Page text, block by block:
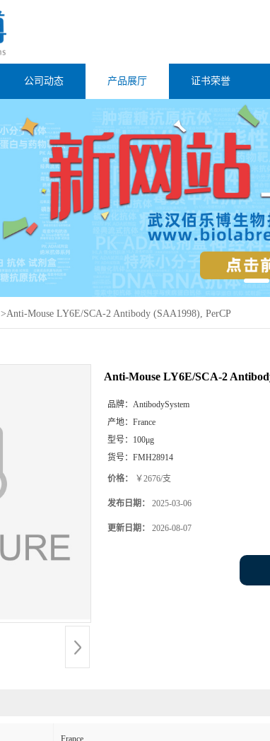
公司动态 产品展厅 证书荣誉
>Anti-Mouse LY6E/SCA-2 Antibody (SAA1998), PerCP
Anti-Mouse LY6E/SCA-2
品牌： AntibodySystem
产地： France
型号： 100μg
货号： FMH28914
价格： ￥2676/支
发布日期： 2025-03-06
更新日期： 2026-08-07
France